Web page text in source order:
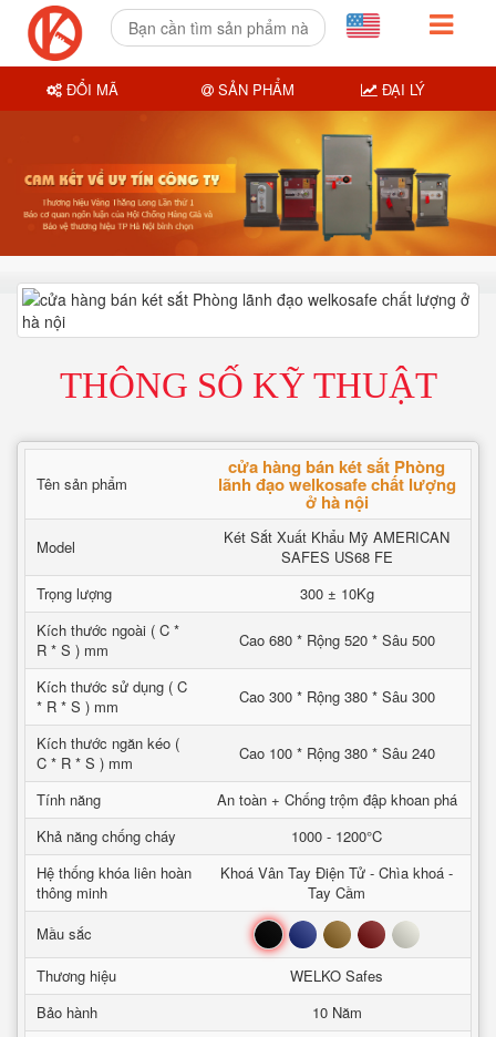
THÔNG SỐ KỸ THUẬT
Tên sản phẩm
cửa hàng bán két sắt Phòng
lãnh đạo welkosafe chất lượng
ở hà nội
Model
Két Sắt Xuất Khẩu Mỹ AMERICAN
SAFES US68 FE
Trọng lượng
300 ± 10Kg
Kích thước ngoài ( C *
R * S ) mm
Cao 680 * Rộng 520 * Sâu 500
Kích thước sử dụng ( C
* R * S ) mm
Cao 300 * Rộng 380 * Sâu 300
Kích thước ngăn kéo (
C * R * S ) mm
Cao 100 * Rộng 380 * Sâu 240
Tính năng
An toàn + Chống trộm đập khoan phá
Khả năng chống cháy
1000 - 1200°C
Hệ thống khóa liên hoàn
thông minh
Khoá Vân Tay Điện Tử - Chìa khoá -
Tay Cầm
Mầu sắc
Đen Xanh Nâu Đỏ Trắng
Thương hiệu
WELKO Safes
Bảo hành
10 Năm
ĐỔI MÃ SẢN PHẨM ĐẠI LÝ